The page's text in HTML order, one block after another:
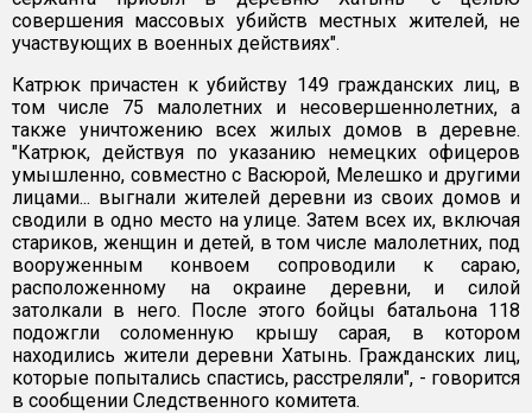
совершения массовых убийств местных жителей, не
участвующих в военных действиях".
Катрюк причастен к убийству 149 гражданских лиц, в
том числе 75 малолетних и несовершеннолетних, а
также уничтожению всех жилых домов в деревне.
"Катрюк, действуя по указанию немецких офицеров
умышленно, совместно с Васюрой, Мелешко и другими
лицами... выгнали жителей деревни из своих домов и
сводили в одно место на улице. Затем всех их, включая
стариков, женщин и детей, в том числе малолетних, под
вооруженным конвоем сопроводили к сараю,
расположенному на окраине деревни, и силой
затолкали в него. После этого бойцы батальона 118
подожгли соломенную крышу сарая, в котором
находились жители деревни Хатынь. Гражданских лиц,
которые попытались спастись, расстреляли", - говорится
в сообщении Следственного комитета.